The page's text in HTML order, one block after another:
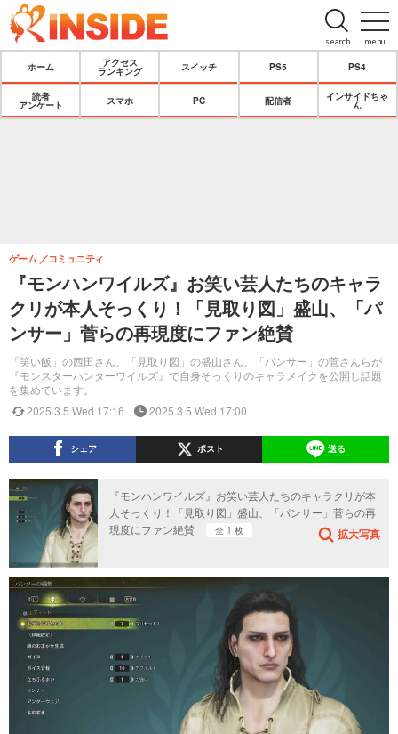
menu
search
ホーム
アクセス
ランキング
スイッチ PS5 PS4
読者
アンケート
スマホ PC 配信者
インサイドちゃ
ん
『モンハンワイルズ』お笑い芸人たちのキャラ
クリが本人そっくり！「見取り図」盛山、「パ
ンサー」菅らの再現度にファン絶賛
「笑い飯」の西田さん、「見取り図」の盛山さん、「パンサー」の菅さんらが
『モンスターハンターワイルズ』で自身そっくりのキャラメイクを公開し話題
を集めています。
ゲーム コミュニティ
2025.3.5 Wed 17:16 2025.3.5 Wed 17:00
シェア ポスト 送る
『モンハンワイルズ』お笑い芸人たちのキャラクリが本
人そっくり！「見取り図」盛山、「パンサー」菅らの再
現度にファン絶賛
全 1 枚 拡大写真